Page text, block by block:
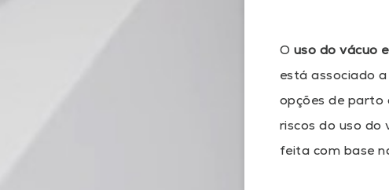
O uso do vácuo
está associado
opções de parto
riscos do uso do
feita com base